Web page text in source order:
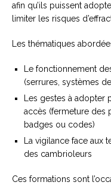
afin qu’ils puissent
limiter les risques
Les thématiques
Le fonctionnement
(serrures, systèmes
Les gestes à adopter
accès (fermeture des
badges ou codes)
La vigilance face aux
des cambrioleurs
Ces formations sont